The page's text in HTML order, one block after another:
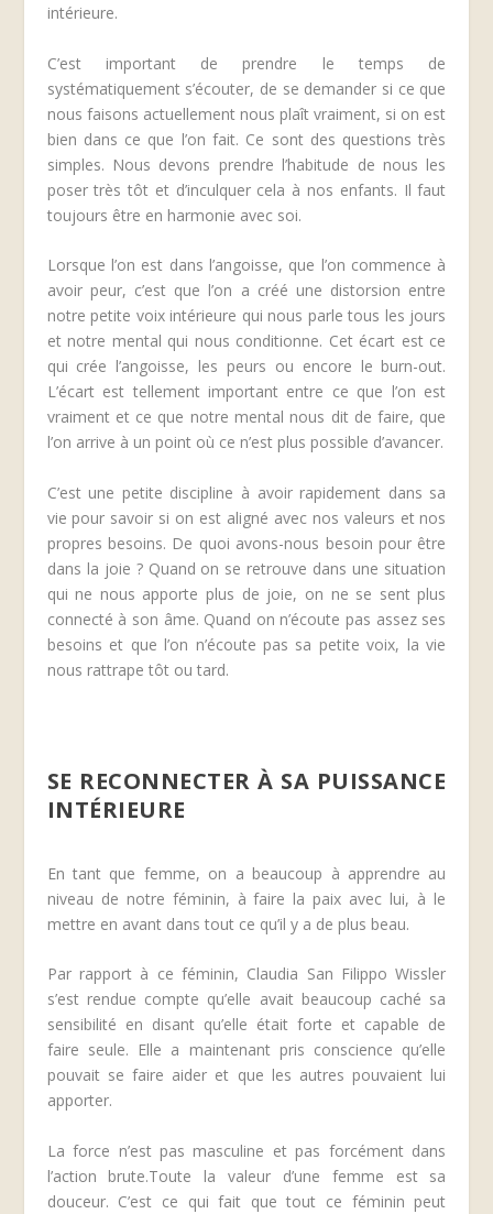
intérieure.
C’est important de prendre le temps de
systématiquement s’écouter, de se demander si ce que
nous faisons actuellement nous plaît vraiment, si on est
bien dans ce que l’on fait. Ce sont des questions très
simples. Nous devons prendre l’habitude de nous les
poser très tôt et d’inculquer cela à nos enfants. Il faut
toujours être en harmonie avec soi.
Lorsque l’on est dans l’angoisse, que l’on commence à
avoir peur, c’est que l’on a créé une distorsion entre
notre petite voix intérieure qui nous parle tous les jours
et notre mental qui nous conditionne. Cet écart est ce
qui crée l’angoisse, les peurs ou encore le burn-out.
L’écart est tellement important entre ce que l’on est
vraiment et ce que notre mental nous dit de faire, que
l’on arrive à un point où ce n’est plus possible d’avancer.
C’est une petite discipline à avoir rapidement dans sa
vie pour savoir si on est aligné avec nos valeurs et nos
propres besoins. De quoi avons-nous besoin pour être
dans la joie ? Quand on se retrouve dans une situation
qui ne nous apporte plus de joie, on ne se sent plus
connecté à son âme. Quand on n’écoute pas assez ses
besoins et que l’on n’écoute pas sa petite voix, la vie
nous rattrape tôt ou tard.
SE RECONNECTER À SA PUISSANCE
INTÉRIEURE
En tant que femme, on a beaucoup à apprendre au
niveau de notre féminin, à faire la paix avec lui, à le
mettre en avant dans tout ce qu’il y a de plus beau.
Par rapport à ce féminin, Claudia San Filippo Wissler
s’est rendue compte qu’elle avait beaucoup caché sa
sensibilité en disant qu’elle était forte et capable de
faire seule. Elle a maintenant pris conscience qu’elle
pouvait se faire aider et que les autres pouvaient lui
apporter.
La force n’est pas masculine et pas forcément dans
l’action brute.Toute la valeur d’une femme est sa
douceur. C’est ce qui fait que tout ce féminin peut